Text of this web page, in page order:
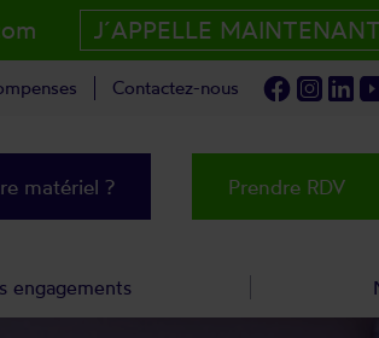
J´APPELLE MAINTENANT
Contactez-nous
matériel ? Prendre RDV
engagements